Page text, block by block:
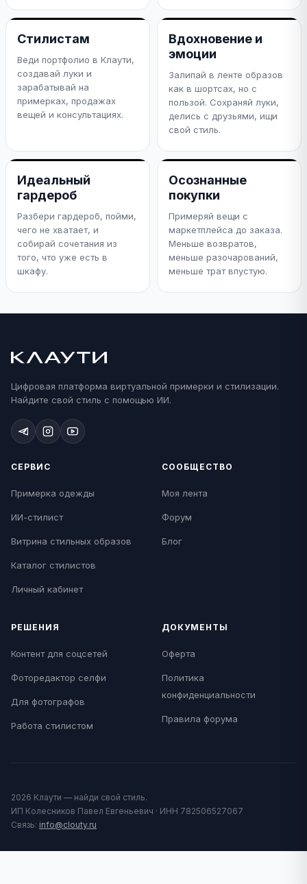
Стилистам
Веди портфолио в Клаути,
создавай луки и
зарабатывай на
примерках, продажах
вещей и консультациях.
Вдохновение и
эмоции
Залипай в ленте образов
как в шортсах, но с
пользой. Сохраняй луки,
делись с друзьями, ищи
свой стиль.
Идеальный
гардероб
Разбери гардероб, пойми,
чего не хватает, и
собирай сочетания из
того, что уже есть в
шкафу.
Осознанные
покупки
Примеряй вещи с
маркетплейса до заказа.
Меньше возвратов,
меньше разочарований,
меньше трат впустую.
Цифровая платформа виртуальной примерки и стилизации.
Найдите свой стиль с помощью ИИ.
СЕРВИС
Примерка одежды
ИИ-стилист
Витрина стильных образов
Каталог стилистов
Личный кабинет
СООБЩЕСТВО
Моя лента
Форум
Блог
РЕШЕНИЯ
Контент для соцсетей
Фоторедактор селфи
Для фотографов
Работа стилистом
ДОКУМЕНТЫ
Оферта
Политика
конфиденциальности
Правила форума
2026 Клаути — найди свой стиль.
ИП Колесников Павел Евгеньевич · ИНН 782506527067
Связь: info@clouty.ru